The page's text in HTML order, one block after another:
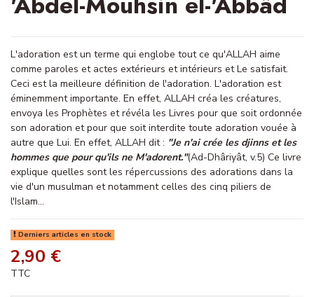
L'adoration est un terme qui englobe tout ce qu'ALLAH aime
comme paroles et actes extérieurs et intérieurs et Le satisfait.
Ceci est la meilleure définition de l'adoration. L'adoration est
éminemment importante. En effet, ALLAH créa les créatures,
envoya les Prophètes et révéla les Livres pour que soit ordonnée
son adoration et pour que soit interdite toute adoration vouée à
autre que Lui. En effet, ALLAH dit : "Je n'ai crée les djinns et les
hommes que pour qu'ils ne M'adorent."(Ad-Dhâriyât, v.5) Ce livre
explique quelles sont les répercussions des adorations dans la
vie d'un musulman et notamment celles des cinq piliers de
l'Islam...
Derniers articles en stock
2,90 €
TTC